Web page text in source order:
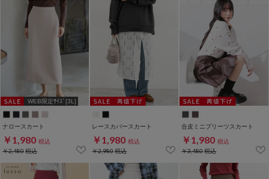
WEB限定ｻｲｽﾞ[3L]
ナロースカート
￥1,980 税込
￥2,480税込
レースカバースカート
￥1,980 税込
￥2,980税込
合皮ミニプリーツスカート
￥1,980 税込
￥3,480税込